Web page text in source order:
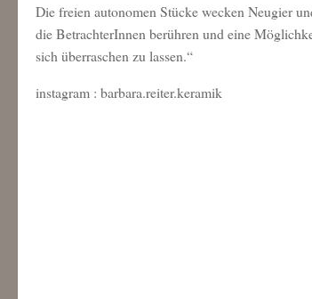
Die freien autonomen Stücke wecken Neugier
die BetrachterInnen berühren und eine
sich überraschen zu lassen.“
instagram : barbara.reiter.keramik